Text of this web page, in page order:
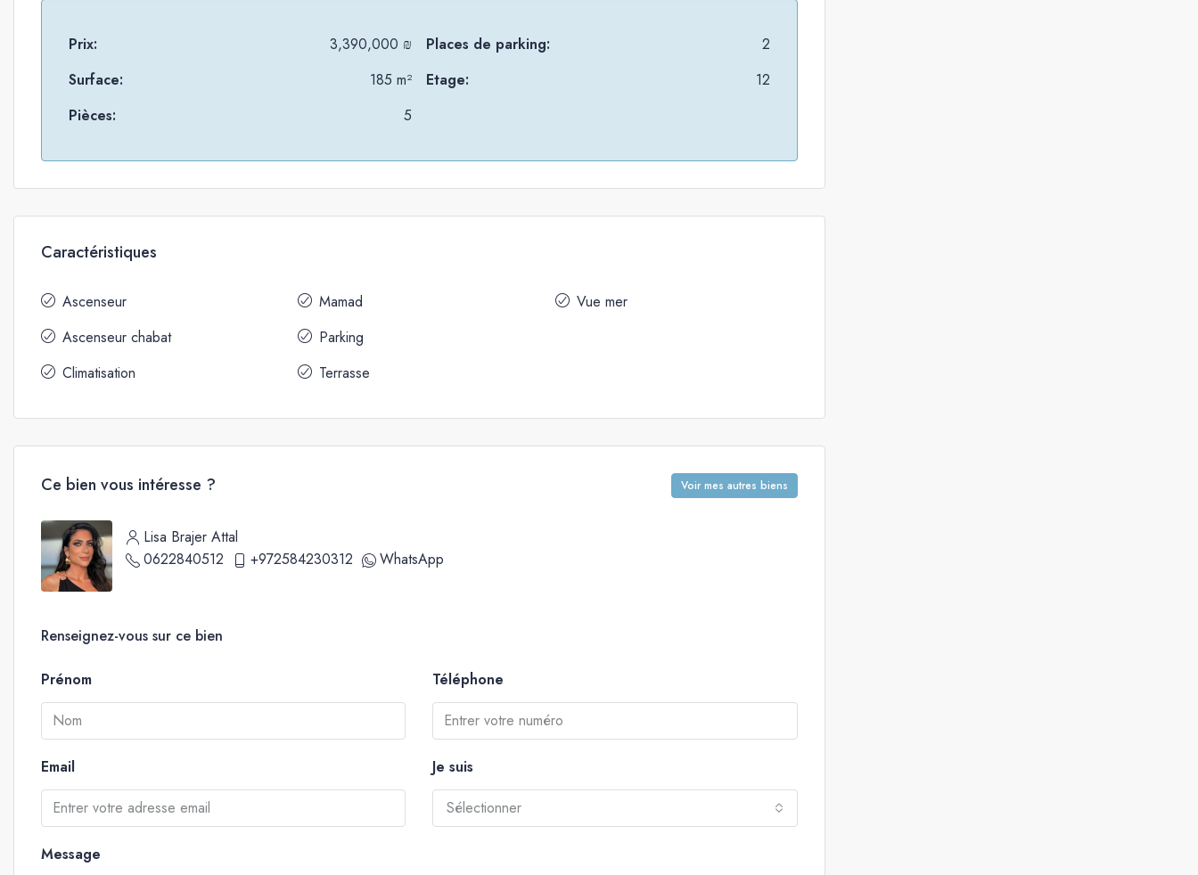
Prix:
3,390,000 ₪
Surface:
185 m²
Pièces:
5
Places de parking:
2
Etage:
12
Caractéristiques
Ascenseur
Ascenseur chabat
Climatisation
Mamad
Parking
Terrasse
Vue mer
Ce bien vous intéresse ? Voir mes autres biens
Lisa Brajer Attal
0622840512
+972584230312 WhatsApp
Renseignez-vous sur ce bien
Prénom Téléphone
Email
Je suis
Sélectionner
Message